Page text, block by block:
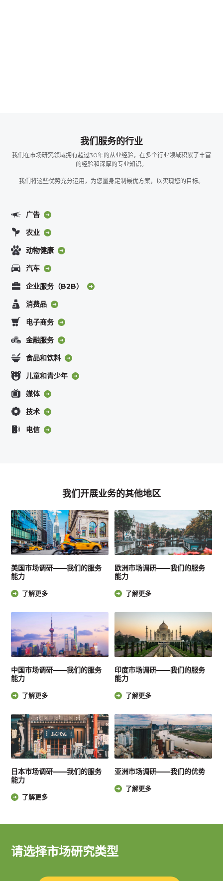
我们服务的行业
我们在市场研究领域拥有超过30年的从业经验，在多个行业领域积累了丰富
的经验和深厚的专业知识。
我们将这些优势充分运用，为您量身定制最优方案，以实现您的目标。
广告
农业
动物健康
汽车
企业服务（B2B）
消费品
电子商务
金融服务
食品和饮料
儿童和青少年
媒体
技术
电信
我们开展业务的其他地区
美国市场调研——我们的服务
能力
了解更多
欧洲市场调研——我们的服务
能力
了解更多
中国市场调研——我们的服务
能力
了解更多
印度市场调研——我们的服务
能力
了解更多
日本市场调研——我们的服务
能力
了解更多
亚洲市场调研——我们的优势
了解更多
请选择市场研究类型